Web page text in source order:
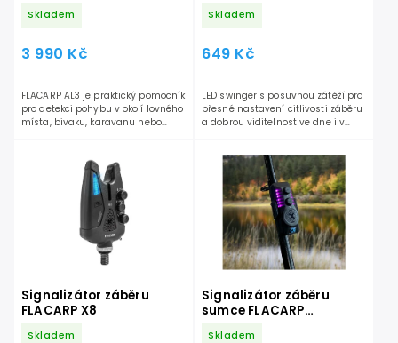
Skladem
3 990 Kč
FLACARP AL3 je praktický pomocník
pro detekci pohybu v okolí lovného
místa, bivaku, karavanu nebo
Skladem
649 Kč
LED swinger s posuvnou zátěží pro
přesné nastavení citlivosti záběru
a dobrou viditelnost ve dne i v
Signalizátor záběru
FLACARP X8
Skladem
Signalizátor záběru
sumce FLACARP
Skladem